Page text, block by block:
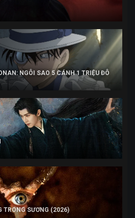
NGÔI SAO 5 CÁNH 1 TRIỆU ĐÔ
TRONG SƯƠNG (2026)